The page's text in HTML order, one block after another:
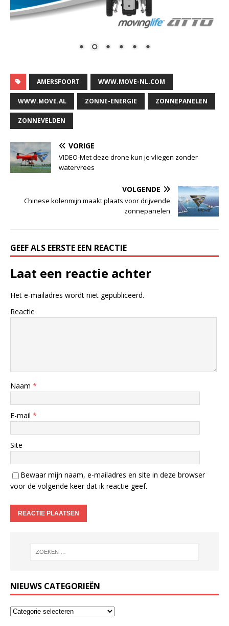
AMERSFOORT WWW.MOVE-NL.COM
WWW.MOVE.AL ZONNE-ENERGIE ZONNEPANELEN
ZONNEVELDEN
VORIGE
VIDEO-Met deze drone kun je vliegen zonder
watervrees
VOLGENDE
Chinese kolenmijn maakt plaats voor drijvende
zonnepanelen
GEEF ALS EERSTE EEN REACTIE
Laat een reactie achter
Het e-mailadres wordt niet gepubliceerd.
Reactie
Naam *
E-mail *
Site
Bewaar mijn naam, e-mailadres en site in deze browser
voor de volgende keer dat ik reactie geef.
NIEUWS CATEGORIEËN